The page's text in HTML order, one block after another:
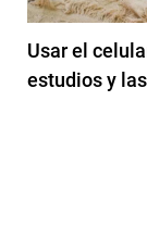
Usar el
estudios y